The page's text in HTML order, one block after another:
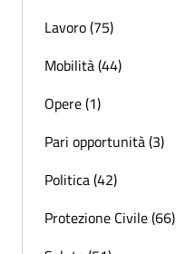
Lavoro (75)
Mobilità (44)
Opere (1)
Pari opportunità (3)
Politica (42)
Protezione Civile (66)